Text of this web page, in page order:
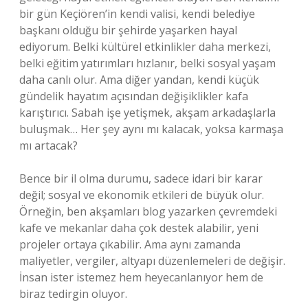
bir gün Keçiören’in kendi valisi, kendi belediye
başkanı olduğu bir şehirde yaşarken hayal
ediyorum. Belki kültürel etkinlikler daha merkezi,
belki eğitim yatırımları hızlanır, belki sosyal yaşam
daha canlı olur. Ama diğer yandan, kendi küçük
gündelik hayatım açısından değişiklikler kafa
karıştırıcı. Sabah işe yetişmek, akşam arkadaşlarla
buluşmak… Her şey aynı mı kalacak, yoksa karmaşa
mı artacak?
Bence bir il olma durumu, sadece idari bir karar
değil; sosyal ve ekonomik etkileri de büyük olur.
Örneğin, ben akşamları blog yazarken çevremdeki
kafe ve mekanlar daha çok destek alabilir, yeni
projeler ortaya çıkabilir. Ama aynı zamanda
maliyetler, vergiler, altyapı düzenlemeleri de değişir.
İnsan ister istemez hem heyecanlanıyor hem de
biraz tedirgin oluyor.